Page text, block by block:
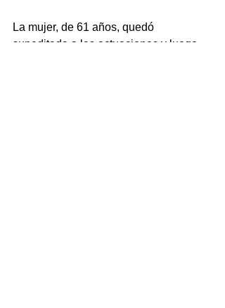
La mujer, de 61 años, quedó
supeditada a las actuaciones y luego